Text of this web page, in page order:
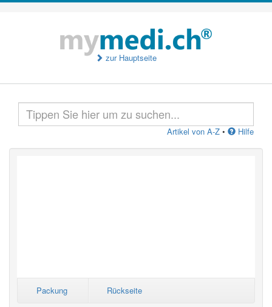
zur Hauptseite
Artikel von A-Z • Hilfe
Packung Rückseite